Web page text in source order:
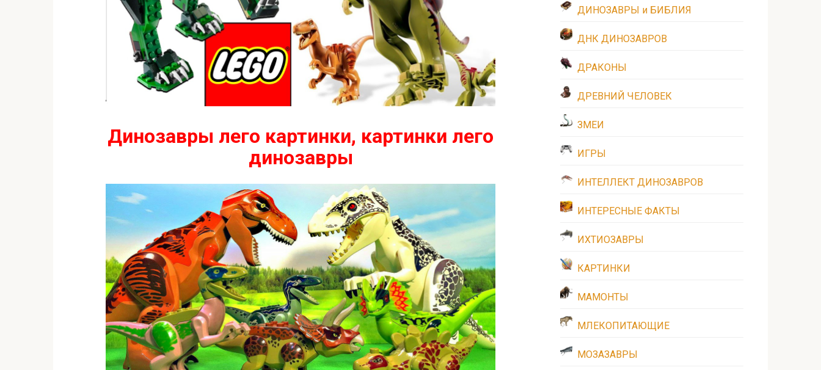
Динозавры лего картинки, картинки лего
динозавры
ДИНОЗАВРЫ и БИБЛИЯ
ДНК ДИНОЗАВРОВ
ДРАКОНЫ
ДРЕВНИЙ ЧЕЛОВЕК
ЗМЕИ
ИГРЫ
ИНТЕЛЛЕКТ ДИНОЗАВРОВ
ИНТЕРЕСНЫЕ ФАКТЫ
ИХТИОЗАВРЫ
КАРТИНКИ
МАМОНТЫ
МЛЕКОПИТАЮЩИЕ
МОЗАЗАВРЫ